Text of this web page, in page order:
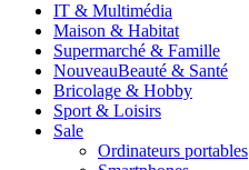
IT & Multimédia
Maison & Habitat
Supermarché & Famille
NouveauBeauté & Santé
Bricolage & Hobby
Sport & Loisirs
Sale
Ordinateurs portables